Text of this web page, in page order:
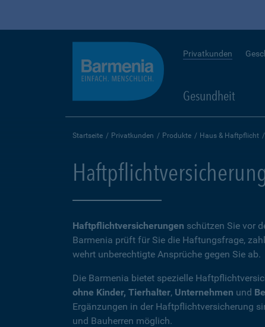
Privatkunden
Gesundheit
Startseite Privatkunden Produkte Haus & Haftpflicht
Haftpflichtversicherungen schützen Sie vor
Barmenia prüft für Sie die Haftungsfrage,
wehrt unberechtigte Ansprüche gegen Sie ab.
Die Barmenia bietet spezielle
ohne Kinder, Tierhalter, Unternehmen und
Ergänzungen in der Haftpflichtversicherung
und Bauherren möglich.